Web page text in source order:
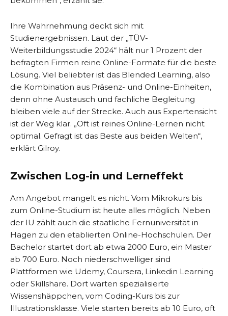
Ihre Wahrnehmung deckt sich mit
Studienergebnissen. Laut der „TÜV-
Weiterbildungsstudie 2024“ hält nur 1 Prozent der
befragten Firmen reine Online-Formate für die beste
Lösung. Viel beliebter ist das Blended Learning, also
die Kombination aus Präsenz- und Online-Einheiten,
denn ohne Austausch und fachliche Begleitung
bleiben viele auf der Strecke. Auch aus Expertensicht
ist der Weg klar. „Oft ist reines Online-Lernen nicht
optimal. Gefragt ist das Beste aus beiden Welten“,
erklärt Gilroy.
Zwischen Log-in und Lerneffekt
Am Angebot mangelt es nicht. Vom Mikrokurs bis
zum Online-Studium ist heute alles möglich. Neben
der IU zählt auch die staatliche Fernuniversität in
Hagen zu den etablierten Online-Hochschulen. Der
Bachelor startet dort ab etwa 2000 Euro, ein Master
ab 700 Euro. Noch niederschwelliger sind
Plattformen wie Udemy, Coursera, Linkedin Learning
oder Skill­share. Dort warten spezialisierte
Wissenshäppchen, vom Coding-Kurs bis zur
Illustrationsklasse. Viele starten bereits ab 10 Euro, oft